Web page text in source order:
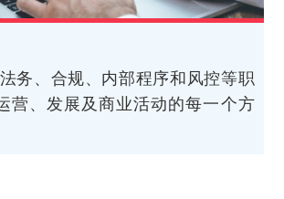
务、合规、内部程序和风控等职
营、发展及商业活动的每一个方